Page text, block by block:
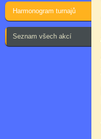
Harmonogram turnajů
Seznam všech akcí